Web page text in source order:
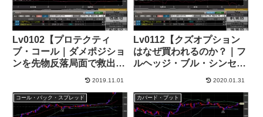
Lv0102【プロテクティ
ブ・コール｜ダメポジショ
ンを先物反落局面で救出】
2019.11.01
Lv0112【クズオプション
はなぜ買われるのか？｜フ
ルヘッジ・ブル・シンセテ
2020.01.31
コール・バック・スプレッド カバード・プット